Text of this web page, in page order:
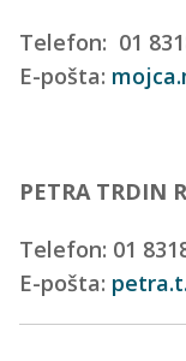
Telefon: 01
E-pošta:
PETRA TRDIN
Telefon: 01
E-pošta: